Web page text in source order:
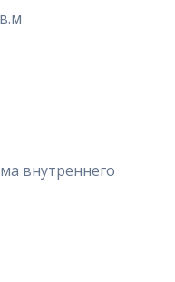
внутреннего